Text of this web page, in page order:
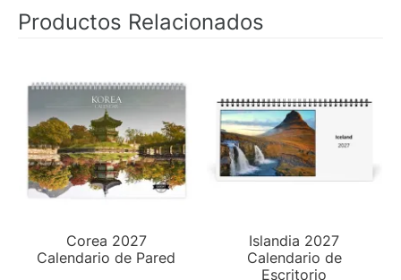
Productos Relacionados
Corea 2027
Calendario de Pared
Islandia 2027
Calendario de
Escritorio